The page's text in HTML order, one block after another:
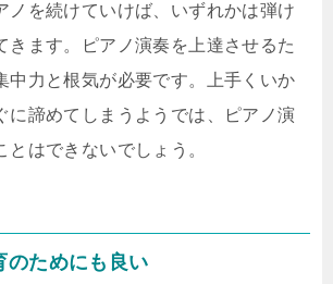
ノを続けていけば、いずれかは弾け
きます。ピアノ演奏を上達させるた
中力と根気が必要です。上手くいか
に諦めてしまうようでは、ピアノ演
とはできないでしょう。
のためにも良い